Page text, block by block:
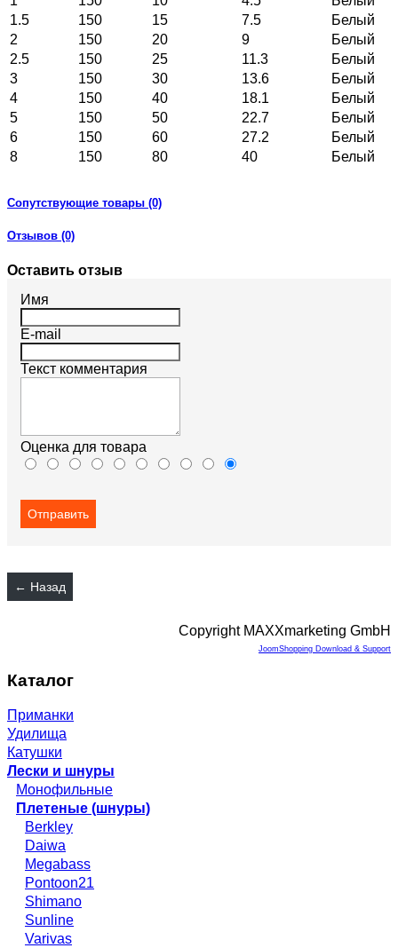
1.5
150 15 7.5
Белый
2
150 20 9
Белый
2.5
150 25 11.3
Белый
3
150 30 13.6
Белый
4
150 40 18.1
Белый
5
150 50 22.7
Белый
6
150 60 27.2
Белый
8
150 80 40 Белый
Сопутствующие товары (0)
Отзывов (0)
Оставить отзыв
Имя
E-mail
Текст комментария
Оценка для товара
Copyright MAXXmarketing GmbH
JoomShopping Download & Support
Каталог
Приманки
Удилища
Катушки
Лески и шнуры
Монофильные
Плетеные (шнуры)
Berkley
Daiwa
Megabass
Pontoon21
Shimano
Sunline
Varivas